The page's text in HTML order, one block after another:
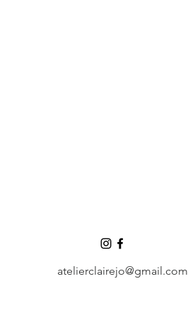
atelierclairejo@gmail.com